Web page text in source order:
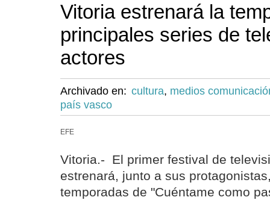
Vitoria estrenará la
principales series de
actores
Archivado en: cultura, medios
país vasco
EFE
Vitoria.- El primer festival de
estrenará, junto a sus
temporadas de "Cuéntame como